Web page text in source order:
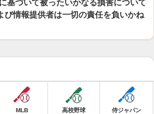
基づいて被ったいかなる損害について
び情報提供者は一切の責任を負いかね
MLB 高校野球 侍ジャパン